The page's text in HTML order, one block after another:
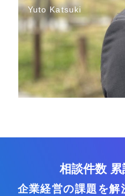
Yuto Katsuki
相談件数
企業経営の課題を解